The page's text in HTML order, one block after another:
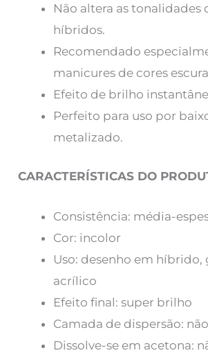
Não altera as tonalidades
híbridos.
Recomendado
manicures de cores
Efeito de brilho
Perfeito para uso por
metalizado.
CARACTERÍSTICAS DO
Consistência: média-
Cor: incolor
Uso: desenho em híbrido,
acrílico
Efeito final: super brilho
Camada de dispersão: não
Dissolve-se em acetona: